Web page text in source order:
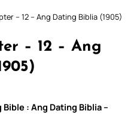
– 12 – Ang Dating Biblia (1905)
– 12 – Ang
: Ang Dating Biblia –